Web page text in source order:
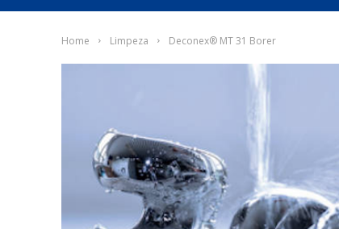
Home Limpeza Deconex® MT 31 Borer